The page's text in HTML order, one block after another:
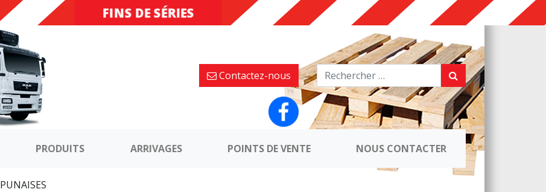
DESTOCKAGE
FINS DE SÉRIES
Contactez-nous
PRODUITS ARRIVAGES POINTS DE VENTE NOUS CONTACTER
PUNAISES